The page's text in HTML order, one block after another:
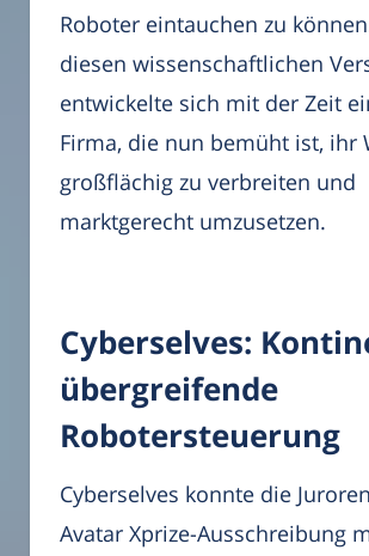
Roboter eintauchen zu
diesen wissenschaftlichen
entwickelte sich mit der Zeit
Firma, die nun bemüht ist, ihr
großflächig zu verbreiten und
marktgerecht umzusetzen.
Cyberselves:
übergreifende
Robotersteuerung
Cyberselves konnte die
Avatar Xprize-Ausschreibung